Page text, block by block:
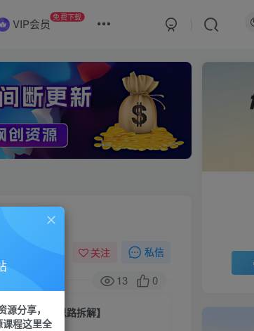
VIP会员 免费下载
关注 私信
13 0
创业粉【思路拆解】
分享，
程这里全